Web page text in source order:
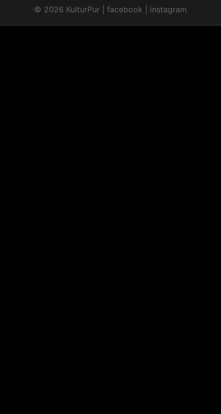
© 2026 KulturPur | facebook instagram